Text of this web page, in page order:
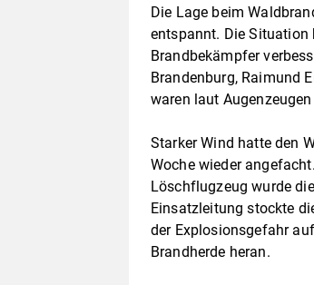
Die Lage beim
entspannt. Die
Brandbekämpfer
Brandenburg, Raimund
waren laut
Starker Wind hatte den
Woche wieder
Löschflugzeug wurde
Einsatzleitung stockte
der Explosionsgefahr
Brandherde heran.